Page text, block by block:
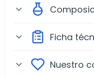
expand_more
expand_more Ficha
expand_more Nuestro